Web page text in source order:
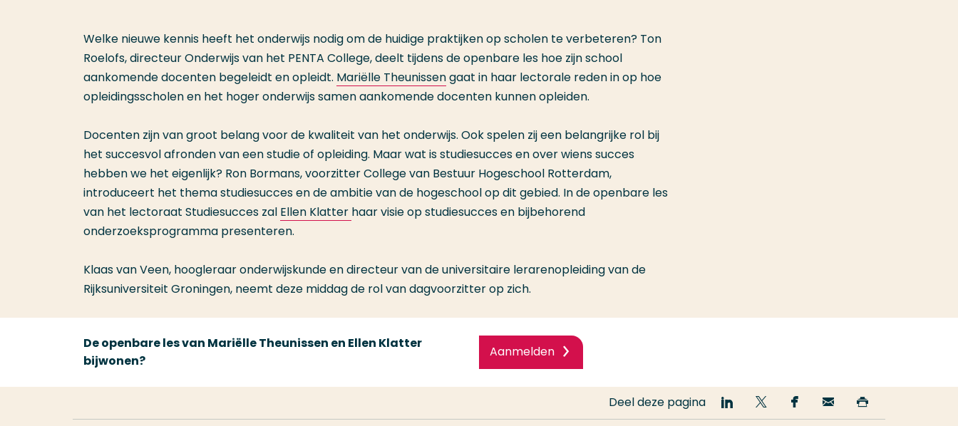
Welke nieuwe kennis heeft het onderwijs nodig om de huidige praktijken op scholen te verbeteren? Ton
Roelofs, directeur Onderwijs van het PENTA College, deelt tijdens de openbare les hoe zijn school
aankomende docenten begeleidt en opleidt. Mariëlle Theunissengaat in haar lectorale reden in op hoe
opleidingsscholen en het hoger onderwijs samen aankomende docenten kunnen opleiden.
Docenten zijn van groot belang voor de kwaliteit van het onderwijs. Ook spelen zij een belangrijke rol bij
het succesvol afronden van een studie of opleiding. Maar wat is studiesucces en over wiens succes
hebben we het eigenlijk? Ron Bormans, voorzitter College van Bestuur Hogeschool Rotterdam,
introduceert het thema studiesucces en de ambitie van de hogeschool op dit gebied. In de openbare les
van het lectoraat Studiesucces zal Ellen Klatter haar visie op studiesucces en bijbehorend
onderzoeksprogramma presenteren.
Klaas van Veen, hoogleraar onderwijskunde en directeur van de universitaire lerarenopleiding van de
Rijksuniversiteit Groningen, neemt deze middag de rol van dagvoorzitter op zich.
De openbare les van Mariëlle Theunissen en Ellen Klatter
bijwonen?
Aanmelden
Deel deze pagina
Deel
op
Deel
op
Deel
op
Email
deze deze